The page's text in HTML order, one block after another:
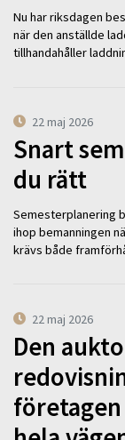
Nu har riksdagen
när den anställde
tillhandahåller
22 maj 2026
Snart
du rätt
Semesterplanering
ihop bemanningen
krävs både
22 maj 2026
Den